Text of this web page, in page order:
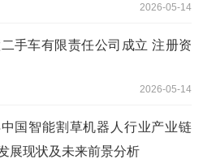
2026-05-14
手车有限责任公司成立 注册资
2026-05-14
国智能割草机器人行业产业链
展现状及未来前景分析